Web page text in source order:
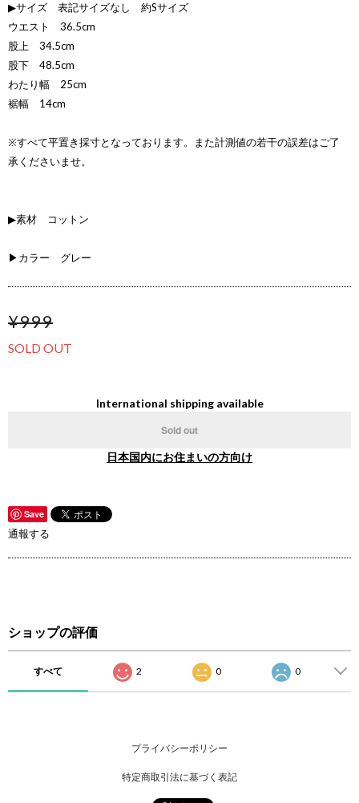
▶サイズ 表記サイズなし 約Sサイズ
ウエスト 36.5cm
股上 34.5cm
股下 48.5cm
わたり幅 25cm
裾幅 14cm
※すべて平置き採寸となっております。また計測値の若干の誤差はご了
承くださいませ。
▶素材 コットン
▶カラー グレー
¥999
SOLD OUT
International shipping available
Sold out
日本国内にお住まいの方向け
Save
通報する
ショップの評価
すべて 2 0 0
プライバシーポリシー
特定商取引法に基づく表記